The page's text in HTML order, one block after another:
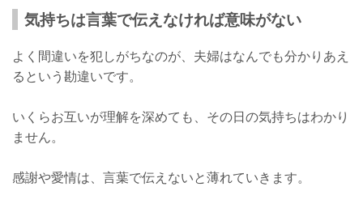
気持ちは言葉で伝えなければ意味がない
よく間違いを犯しがちなのが、夫婦はなんでも分かりあえ
るという勘違いです。
いくらお互いが理解を深めても、その日の気持ちはわかり
ません。
感謝や愛情は、言葉で伝えないと薄れていきます。